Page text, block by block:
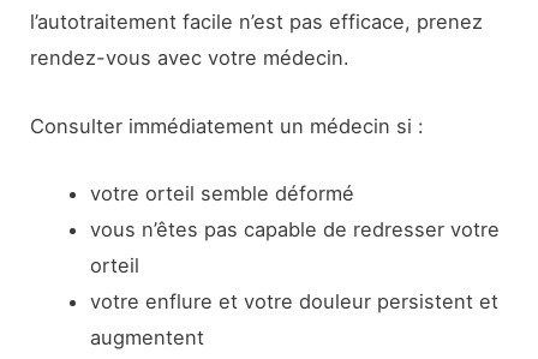
l’autotraitement facile n’est pas efficace, prenez
rendez-vous avec votre médecin.
Consulter immédiatement un médecin si :
votre orteil semble déformé
vous n’êtes pas capable de redresser votre
orteil
votre enflure et votre douleur persistent et
augmentent